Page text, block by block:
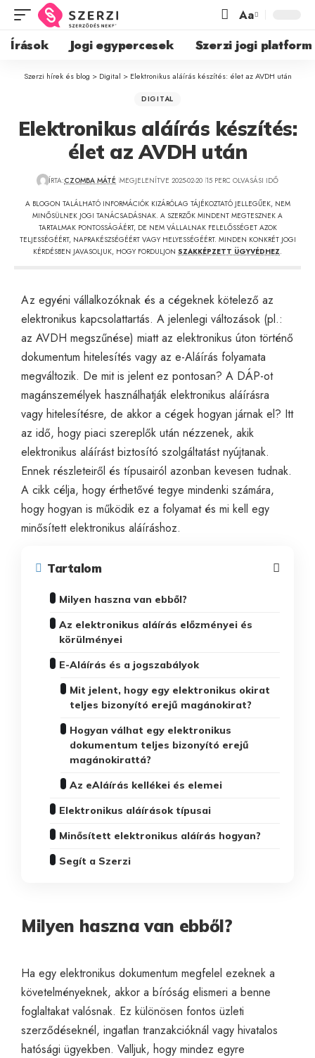
Aa
Írások Jogi egypercesek Szerzi jogi platform
Szerzi hírek és blog > Digital > Elektronikus aláírás készítés: élet az AVDH után
DIGITAL
Elektronikus aláírás készítés:
élet az AVDH után
ÍRTA:CZOMBA MÁTÉ MEGJELENÍTVE 2025-02-20 15 PERC OLVASÁSI IDŐ
A BLOGON TALÁLHATÓ INFORMÁCIÓK KIZÁRÓLAG TÁJÉKOZTATÓ JELLEGŰEK, NEM
MINŐSÜLNEK JOGI TANÁCSADÁSNAK. A SZERZŐK MINDENT MEGTESZNEK A
TARTALMAK PONTOSSÁGÁÉRT, DE NEM VÁLLALNAK FELELŐSSÉGET AZOK
TELJESSÉGÉÉRT, NAPRAKÉSZSÉGÉÉRT VAGY HELYESSÉGÉÉRT. MINDEN KONKRÉT JOGI
KÉRDÉSBEN JAVASOLJUK, HOGY FORDULJON SZAKKÉPZETT ÜGYVÉDHEZ.
Az egyéni vállalkozóknak és a cégeknek kötelező az
elektronikus kapcsolattartás. A jelenlegi változások (pl.:
az AVDH megszűnése) miatt az elektronikus úton történő
dokumentum hitelesítés vagy az e-Aláírás folyamata
megváltozik. De mit is jelent ez pontosan? A DÁP-ot
magánszemélyek használhatják elektronikus aláírásra
vagy hitelesítésre, de akkor a cégek hogyan járnak el? Itt
az idő, hogy piaci szereplők után nézzenek, akik
elektronikus aláírást biztosító szolgáltatást nyújtanak.
Ennek részleteiről és típusairól azonban kevesen tudnak.
A cikk célja, hogy érthetővé tegye mindenki számára,
hogy hogyan is működik ez a folyamat és mi kell egy
minősített elektronikus aláíráshoz.
Tartalom
Milyen haszna van ebből?
Az elektronikus aláírás előzményei és
körülményei
E-Aláírás és a jogszabályok
Mit jelent, hogy egy elektronikus okirat
teljes bizonyító erejű magánokirat?
Hogyan válhat egy elektronikus
dokumentum teljes bizonyító erejű
magánokirattá?
Az eAláírás kellékei és elemei
Elektronikus aláírások típusai
Minősített elektronikus aláírás hogyan?
Segít a Szerzi
Milyen haszna van ebből?
Ha egy elektronikus dokumentum megfelel ezeknek a
követelményeknek, akkor a bíróság elismeri a benne
foglaltakat valósnak. Ez különösen fontos üzleti
szerződéseknél, ingatlan tranzakcióknál vagy hivatalos
hatósági ügyekben. Valljuk, hogy mindez egyre